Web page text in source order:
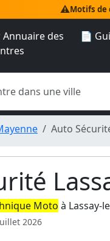
⚠️Motifs de
Annuaire des
📄
Auto
Moto à Lassay-
2026